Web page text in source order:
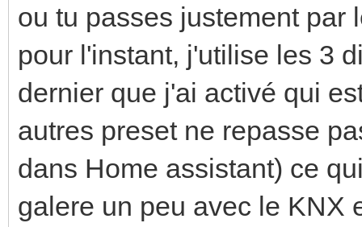
ou tu passes justement par
pour l'instant, j'utilise les 3
dernier que j'ai activé qui
autres preset ne repasse
dans Home assistant) ce
galere un peu avec le KNX